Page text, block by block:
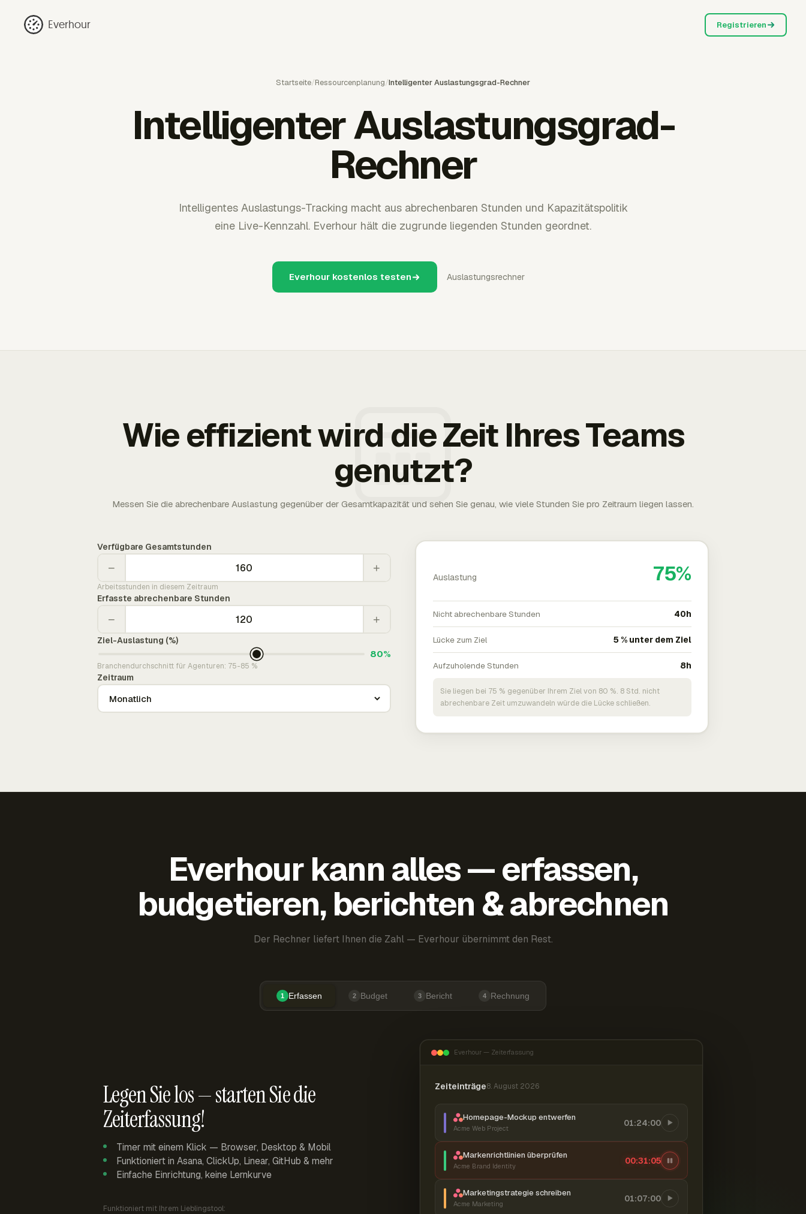
Everhour Registrieren
Startseite/Ressourcenplanung/Intelligenter Auslastungsgrad-Rechner
Intelligenter Auslastungsgrad-
Rechner
Intelligentes Auslastungs-Tracking macht aus abrechenbaren Stunden und Kapazitätspolitik
eine Live-Kennzahl. Everhour hält die zugrunde liegenden Stunden geordnet.
Everhour kostenlos testen Auslastungsrechner
Wie effizient wird die Zeit Ihres Teams
genutzt?
Messen Sie die abrechenbare Auslastung gegenüber der Gesamtkapazität und sehen Sie genau, wie viele Stunden Sie pro Zeitraum liegen lassen.
Verfügbare Gesamtstunden
− +
Arbeitsstunden in diesem Zeitraum
Erfasste abrechenbare Stunden
− +
Ziel-Auslastung (%)
80%
Branchendurchschnitt für Agenturen: 75-85 %
Zeitraum
Auslastung 75%
Nicht abrechenbare Stunden 40h
Lücke zum Ziel 5 % unter dem Ziel
Aufzuholende Stunden 8h
Sie liegen bei 75 % gegenüber Ihrem Ziel von 80 %. 8 Std. nicht
abrechenbare Zeit umzuwandeln würde die Lücke schließen.
Everhour kann alles — erfassen,
budgetieren, berichten & abrechnen
Der Rechner liefert Ihnen die Zahl — Everhour übernimmt den Rest.
1 Erfassen 2 Budget 3 Bericht 4 Rechnung
Legen Sie los — starten Sie die
Zeiterfassung!
Timer mit einem Klick — Browser, Desktop & Mobil
Funktioniert in Asana, ClickUp, Linear, GitHub & mehr
Einfache Einrichtung, keine Lernkurve
Funktioniert mit Ihrem Lieblingstool:
Everhour — Zeiterfassung
Zeiteinträge8. August 2026
Homepage-Mockup entwerfen
Acme Web Project
01:24:00
Markenrichtlinien überprüfen
Acme Brand Identity
00:31:06
Marketingstrategie schreiben
Acme Marketing
01:07:00